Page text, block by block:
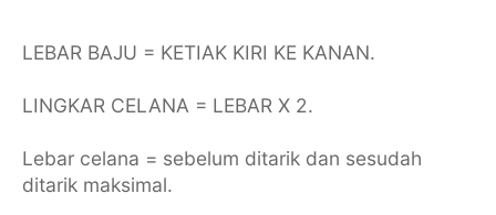
LEBAR BAJU = KETIAK KIRI KE KANAN.
LINGKAR CELANA = LEBAR X 2.
Lebar celana = sebelum ditarik dan sesudah
ditarik maksimal.